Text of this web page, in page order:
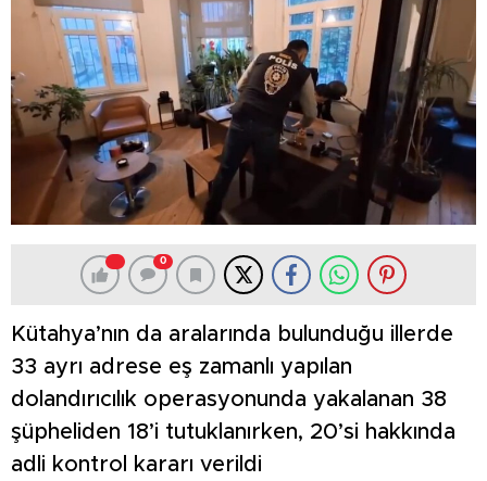
0
Kütahya’nın da aralarında bulunduğu illerde
33 ayrı adrese eş zamanlı yapılan
dolandırıcılık operasyonunda yakalanan 38
şüpheliden 18’i tutuklanırken, 20’si hakkında
adli kontrol kararı verildi